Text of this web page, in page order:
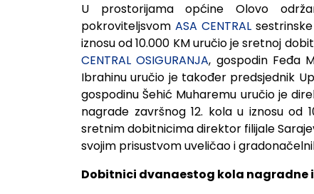
U prostorijama općine Olovo
pokroviteljsvom ASA CENTRAL
iznosu od 10.000 KM uručio je sretnoj
CENTRAL OSIGURANJA, gospodin Feđa
Ibrahinu uručio je također predsjednik
gospodinu Šehić Muharemu uručio je
nagrade završnog 12. kola u iznosu od
sretnim dobitnicima direktor filijale
svojim prisustvom uveličao i
Dobitnici dvanaestog kola nagradne